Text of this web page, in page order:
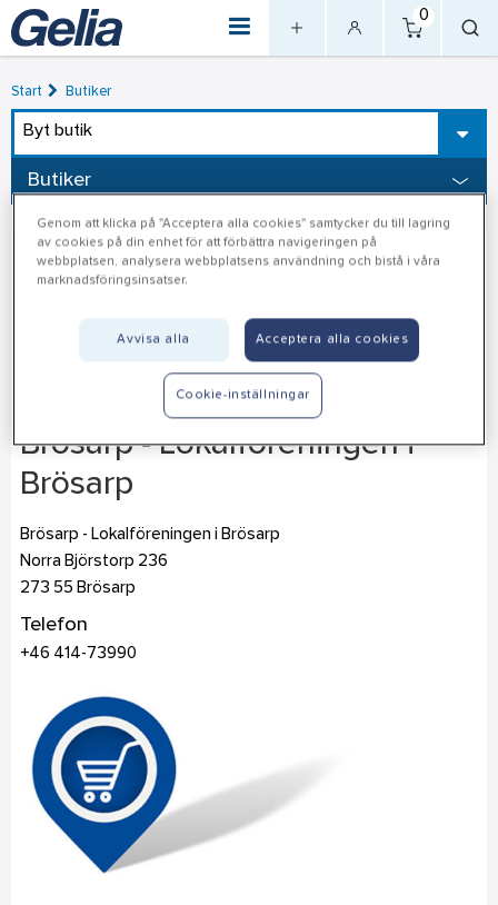
0
Start Butiker
Byt butik
Butiker
Brösarp - Lokalföreningen i
Brösarp
Brösarp - Lokalföreningen i Brösarp
Norra Björstorp 236
273 55 Brösarp
Telefon
+46 414-73990
Genom att klicka på "Acceptera alla cookies" samtycker du till lagring
av cookies på din enhet för att förbättra navigeringen på
webbplatsen, analysera webbplatsens användning och bistå i våra
marknadsföringsinsatser.
Avvisa alla Acceptera alla cookies
Cookie-inställningar